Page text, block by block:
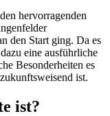
hervorragenden
den Start ging. Da es
eine ausführliche
Besonderheiten es
ist.
ist?